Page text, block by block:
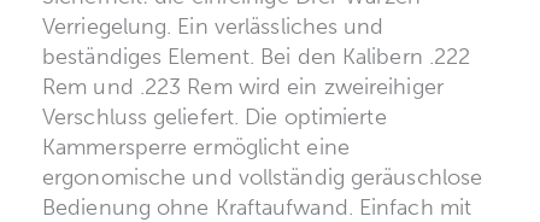
Verriegelung. Ein verlässliches und
beständiges Element. Bei den Kalibern .222
Rem und .223 Rem wird ein zweireihiger
Verschluss geliefert. Die optimierte
Kammersperre ermöglicht eine
ergonomische und vollständig geräuschlose
Bedienung ohne Kraftaufwand. Einfach mit